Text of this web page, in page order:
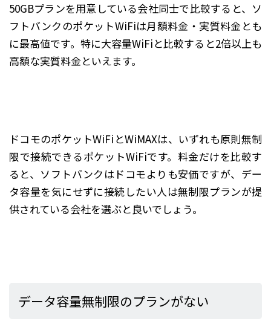
50GBプランを用意している会社同士で比較すると、ソ
フトバンクのポケットWiFiは月額料金・実質料金とも
に最高値です。特に大容量WiFiと比較すると2倍以上も
高額な実質料金といえます。
ドコモのポケットWiFiとWiMAXは、いずれも原則無制
限で接続できるポケットWiFiです。料金だけを比較す
ると、ソフトバンクはドコモよりも安価ですが、デー
タ容量を気にせずに接続したい人は無制限プランが提
供されている会社を選ぶと良いでしょう。
データ容量無制限のプランがない